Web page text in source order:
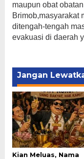
maupun obat
Brimob,masyarakat
ditengah-tengah
evakuasi di daerah
Jangan
Kian Meluas, Nama